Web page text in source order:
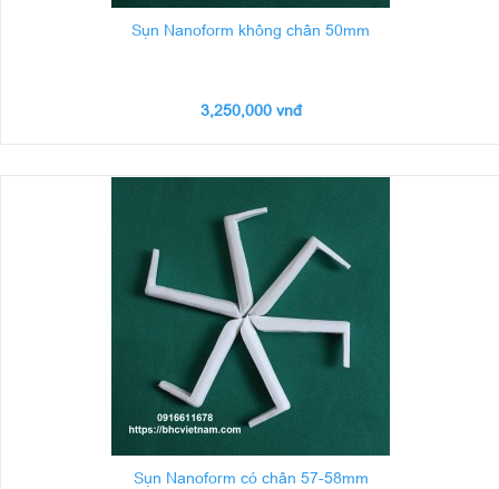
Sụn Nanoform không chân 50mm
3,250,000 vnđ
Sụn Nanoform có chân 57-58mm